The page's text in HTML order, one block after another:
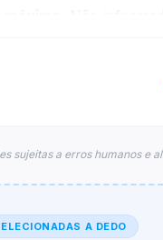
sobre
12% OFFem compras.
sujeitas a erros humanos e
A DEDO